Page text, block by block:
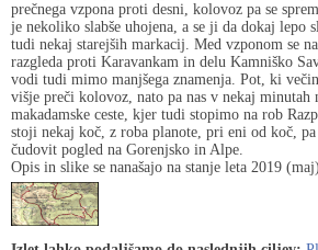
prečnega vzpona proti desni, kolovoz pa se
je nekoliko slabše uhojena, a se ji da dokaj lepo
tudi nekaj starejših markacij. Med vzponom se
razgleda proti Karavankam in delu Kamniško
vodi tudi mimo manjšega znamenja. Pot, ki
višje preči kolovoz, nato pa nas v nekaj minutah
makadamske ceste, kjer tudi stopimo na rob
stoji nekaj koč, z roba planote, pri eni od koč,
čudovit pogled na Gorenjsko in Alpe.
Opis in slike se nanašajo na stanje leta 2019